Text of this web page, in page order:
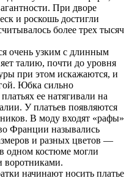
При дворе
и роскошь достигли
более трех тысяч
очень узким с длинным
талию, почти до уровня
при этом искажаются, и
Юбка сильно
ее натягивали на
У платьев появляются
В моду входят «рафы»
Франции назывались
и разных цветов —
одном костюме могли
воротниками.
начинают носить платье